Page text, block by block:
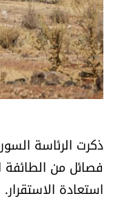
ذكرت الرئاسة
فصائل من الطائفة
استعادة الاستقرار.